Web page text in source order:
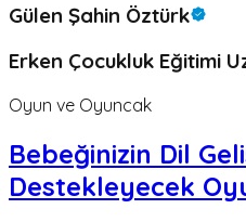
Gülen Şahin Öztürk
Erken Çocukluk Eğitimi
Oyun ve Oyuncak
Bebeğinizin Dil
Destekleyecek